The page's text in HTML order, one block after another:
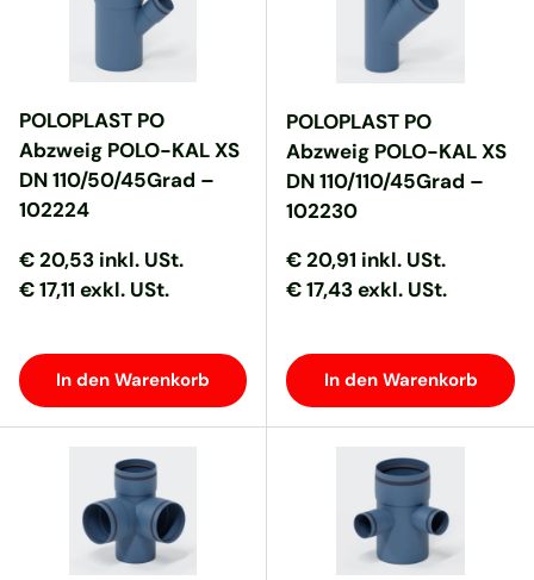
POLOPLAST PO
Abzweig POLO-KAL XS
DN 110/50/45Grad –
102224
Normaler Preis
Normaler Preis
€ 20,53 inkl. USt.
€ 17,11 exkl. USt.
In den Warenkorb
POLOPLAST PO
Abzweig POLO-KAL XS
DN 110/110/45Grad –
102230
Normaler Preis
Normaler Preis
€ 20,91 inkl. USt.
€ 17,43 exkl. USt.
In den Warenkorb